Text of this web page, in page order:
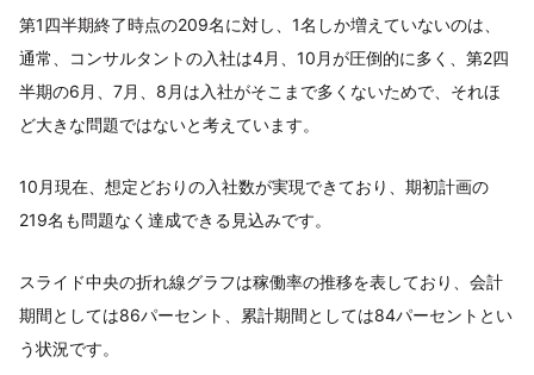
第1四半期終了時点の209名に対し、1名しか増えていないのは、
通常、コンサルタントの入社は4月、10月が圧倒的に多く、第2四
半期の6月、7月、8月は入社がそこまで多くないためで、それほ
ど大きな問題ではないと考えています。
10月現在、想定どおりの入社数が実現できており、期初計画の
219名も問題なく達成できる見込みです。
スライド中央の折れ線グラフは稼働率の推移を表しており、会計
期間としては86パーセント、累計期間としては84パーセントとい
う状況です。